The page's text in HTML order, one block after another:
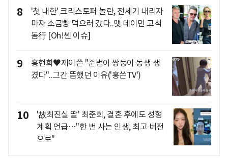
8
'첫 내한' 크리스토퍼 놀란, 전세기 내리자
마자 소금빵 먹으러 갔다..맷 데이먼 고척
돔行 [Oh!쎈 이슈]
9
홍현희♥제이쓴 "준범이 쌍둥이 동생 생
겼다"..그간 뜸했던 이유('홍쓴TV')
10
'故최진실 딸' 최준희, 결혼 후에도 성형
계획 언급…"한 번 사는 인생, 최고 버전
으로"